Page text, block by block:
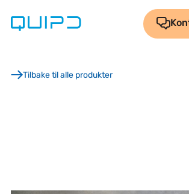
Tilbake til alle produkter